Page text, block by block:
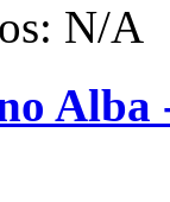
N/A
Alba